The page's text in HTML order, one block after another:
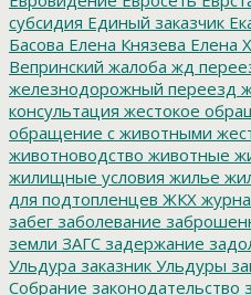
субсидия Единый заказчик
Басова Елена Князева Елена
Вепринский жалоба жд
железнодорожный переезд
консультация жестокое
обращение с животными
животноводство животные
жилищные условия жилье
для подтопленцев ЖКХ
забег заболевание
земли ЗАГС задержание
Ульдура заказник Ульдуры
Собрание законодательство